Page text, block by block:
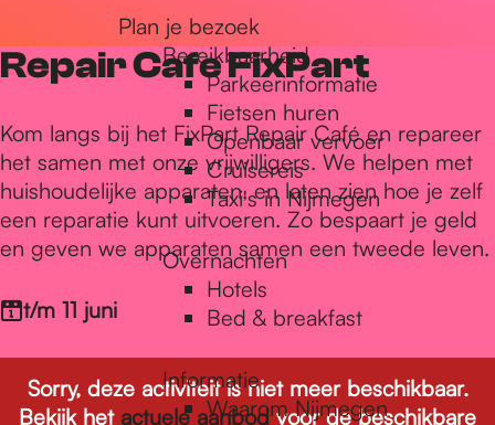
Plan je bezoek
Bereikbaarheid
Parkeerinformatie
Fietsen huren
Openbaar vervoer
Cruisereis
Taxi's in Nijmegen
Overnachten
Hotels
Bed & breakfast
Informatie
Waarom Nijmegen
Repair Cafe FixPart
Kom langs bij het FixPart Repair Café en repareer
het samen met onze vrijwilligers. We helpen met
huishoudelijke apparaten, en laten zien hoe je zelf
een reparatie kunt uitvoeren. Zo bespaart je geld
en geven we apparaten samen een tweede leven.
t/m 11 juni
Sorry, deze activiteit is niet meer beschikbaar.
Bekijk het actuele aanbodvoor de beschikbare